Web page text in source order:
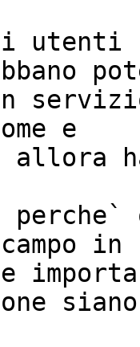
utenti
e
allora
in
siano